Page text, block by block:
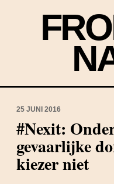
25 JUNI 2016
#Nexit:
gevaarlijke
kiezer niet